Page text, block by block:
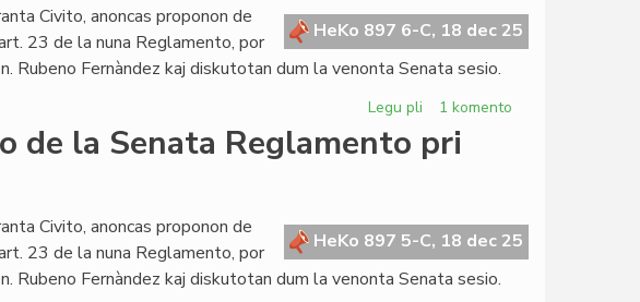
proponoj
Fernández
HeKo 897 6-C, 18 dec 25
Civito, anoncas proponon de
23 de la nuna Reglamento, por
Rubeno Fernàndez kaj diskutotan dum la venonta Senata sesio.
Legu pli
Propono
de
la
Senata
Reglamento
pri
1 komento
de la Senata Reglamento pri
HeKo 897 5-C, 18 dec 25
Civito, anoncas proponon de
23 de la nuna Reglamento, por
Rubeno Fernàndez kaj diskutotan dum la venonta Senata sesio.